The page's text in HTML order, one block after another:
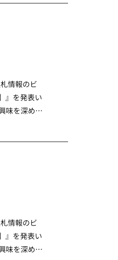
情報のビ
』を発表い
味を深めて
情報のビ
』を発表い
味を深めて